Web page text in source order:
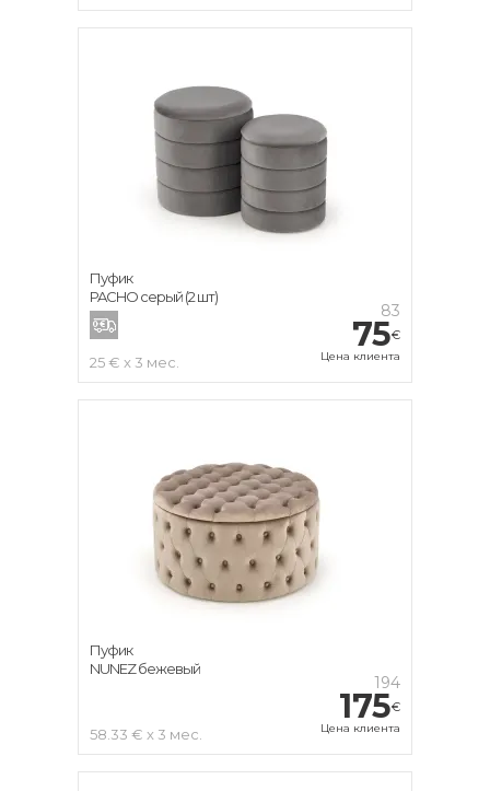
83
75€
Цена клиента
25 € x 3 мес.
Пуфик
PACHO серый (2 шт)
194
175€
Цена клиента
58.33 € x 3 мес.
Пуфик
NUNEZ бежевый